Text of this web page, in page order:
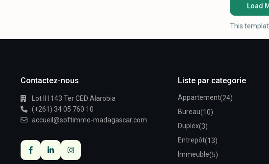
Load
This
Contactez-nous
Lot II I 143 Ter CED Alarobia
(+261) 34 05 760 10
accueil@softimmo-madagascar.com
Liste par categorie
Appartement(24)
Bureau(10)
Duplex(3)
Entrepôt(13)
Immeuble(5)